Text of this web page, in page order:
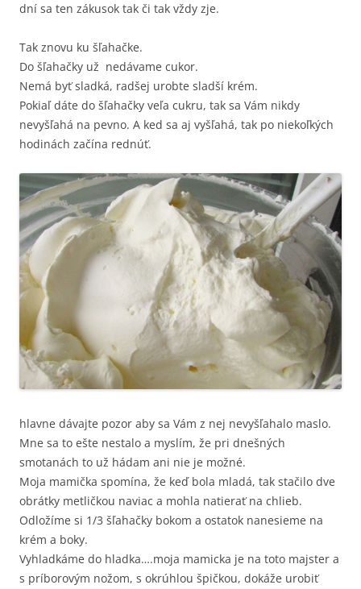
dní sa ten zákusok tak či tak vždy zje.
Tak znovu ku šľahačke.
Do šľahačky už nedávame cukor.
Nemá byť sladká, radšej urobte sladší krém.
Pokiaľ dáte do šľahačky veľa cukru, tak sa Vám nikdy
nevyšľahá na pevno. A ked sa aj vyšľahá, tak po niekoľkých
hodinách začína rednúť.
hlavne dávajte pozor aby sa Vám z nej nevyšľahalo maslo.
Mne sa to ešte nestalo a myslím, že pri dnešných
smotanách to už hádam ani nie je možné.
Moja mamička spomína, že keď bola mladá, tak stačilo dve
obrátky metličkou naviac a mohla natierať na chlieb.
Odložíme si 1/3 šľahačky bokom a ostatok nanesieme na
krém a boky.
Vyhladkáme do hladka….moja mamicka je na toto majster a
s príborovým nožom, s okrúhlou špičkou, dokáže urobiť